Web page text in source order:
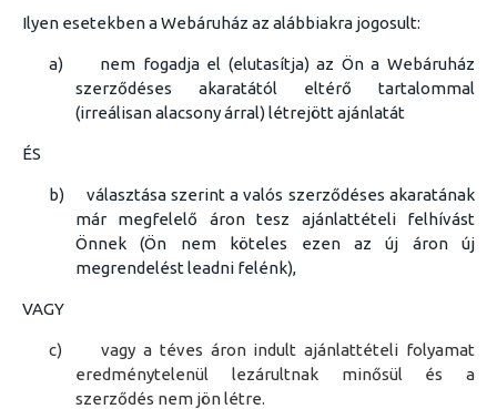
Ilyen esetekben a Webáruház az alábbiakra jogosult:
a)
nem fogadja el (elutasítja) az Ön a Webáruház
szerződéses akaratától eltérő tartalommal
(irreálisan alacsony árral) létrejött ajánlatát
ÉS
b)
választása szerint a valós szerződéses akaratának
már megfelelő áron tesz ajánlattételi felhívást
Önnek (Ön nem köteles ezen az új áron új
megrendelést leadni felénk),
VAGY
c)
vagy a téves áron indult ajánlattételi folyamat
eredménytelenül lezárultnak minősül és a
szerződés nem jön létre.